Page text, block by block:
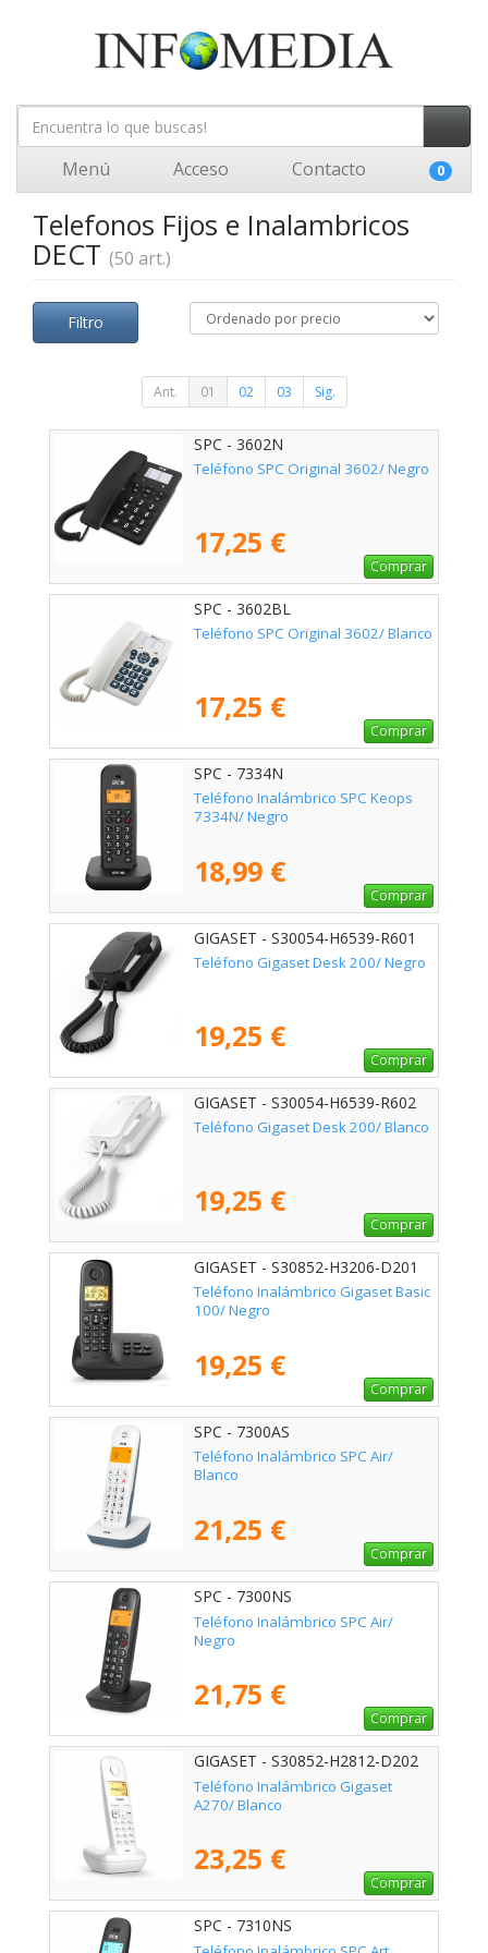
Menú Acceso Contacto 0
Telefonos Fijos e Inalambricos
DECT (50 art.)
Filtro
Ant. 01 02 03 Sig.
SPC - 3602N
Teléfono SPC Original 3602/ Negro
17,25 €
Comprar
SPC - 3602BL
Teléfono SPC Original 3602/ Blanco
17,25 €
Comprar
SPC - 7334N
Teléfono Inalámbrico SPC Keops
7334N/ Negro
18,99 €
Comprar
GIGASET - S30054-H6539-R601
Teléfono Gigaset Desk 200/ Negro
19,25 €
Comprar
GIGASET - S30054-H6539-R602
Teléfono Gigaset Desk 200/ Blanco
19,25 €
Comprar
GIGASET - S30852-H3206-D201
Teléfono Inalámbrico Gigaset Basic
100/ Negro
19,25 €
Comprar
SPC - 7300AS
Teléfono Inalámbrico SPC Air/
Blanco
21,25 €
Comprar
SPC - 7300NS
Teléfono Inalámbrico SPC Air/
Negro
21,75 €
Comprar
GIGASET - S30852-H2812-D202
Teléfono Inalámbrico Gigaset
A270/ Blanco
23,25 €
Comprar
SPC - 7310NS